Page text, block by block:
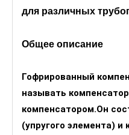
для различных
Общее описание
Гофрированный
называть
компенсатором.Он
(упругого элемента) и